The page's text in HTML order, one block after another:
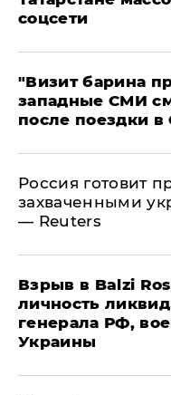
соцсети
"Визит барина
западные СМИ
после поездки в
​Россия готовит
захваченными
— Reuters
​Взрыв в Balzi
личность
генерала РФ,
Украины